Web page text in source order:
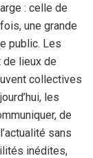
: celle de
une grande
public. Les
lieux de
collectives
les
de
sans
inédites,